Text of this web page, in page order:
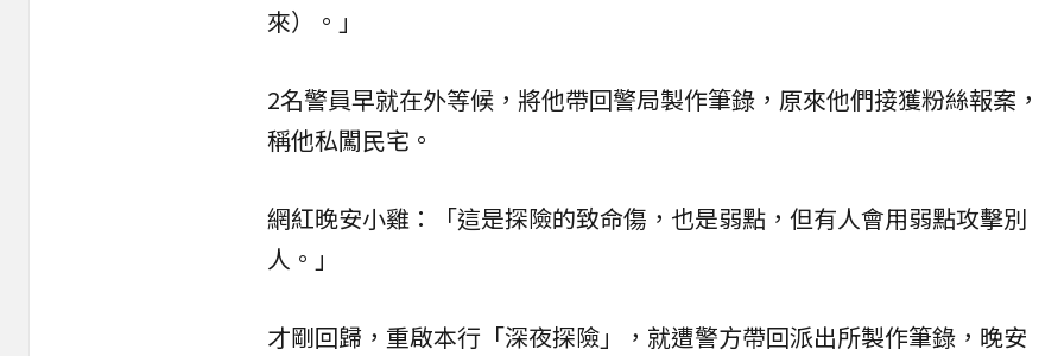
來）。」
2名警員早就在外等候，將他帶回警局製作筆錄，原來他們接獲粉絲報案 ，
稱他私闖民宅。
網紅晚安小雞：「這是探險的致命傷，也是弱點，但有人會用弱點攻擊別
人。」
才剛回歸，重啟本行「深夜探險」，就遭警方帶回派出所製作筆錄，晚安